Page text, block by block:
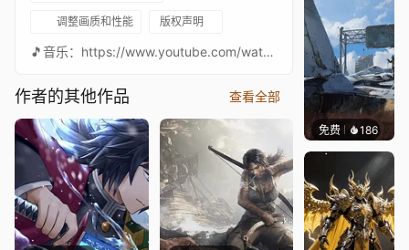
调整画质和性能 版权声明
🎵音乐：https://www.youtube.com/watch?v=2M6wpCqEeY4 我的壁纸合集：Workshop预览：YouTube
作者的其他作品 查看全部
免费 186